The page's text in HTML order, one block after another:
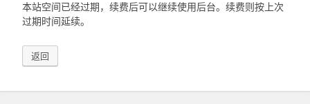
本站空间已经过期，续费后可以继续使用后台。续费则按上次
过期时间延续。
返回